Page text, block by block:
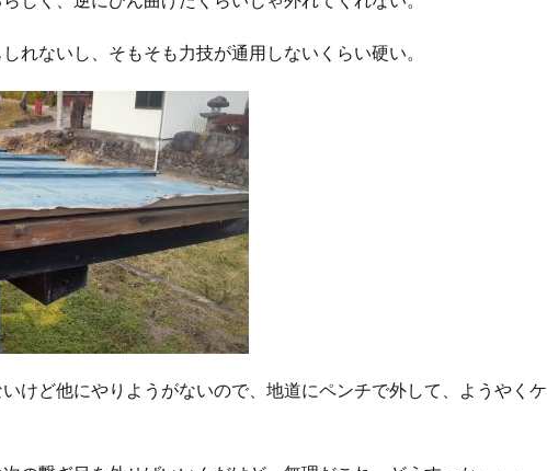
れないし、そもそも力技が通用しないくらい硬い。
けど他にやりようがないので、地道にペンチで外して、ようやくケ